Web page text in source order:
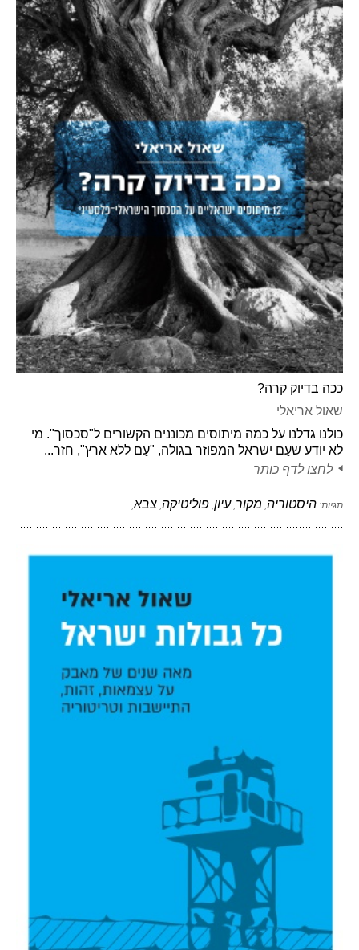
ככה בדיוק קרה?
שאול אריאלי
כולנו גדלנו על כמה מיתוסים מכוננים הקשורים ל"סכסוך". מי
לא יודע שעַם ישראל המפוזר בגולה, "עַם ללא ארץ", חזר...
לחצו לדף כותר
תגיות: היסטוריה, מקור,עיון, פוליטיקה, צבא,